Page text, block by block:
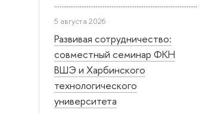
5 августа 2026
Развивая сотрудничество:
совместный семинар ФКН
ВШЭ и Харбинского
технологического
университета